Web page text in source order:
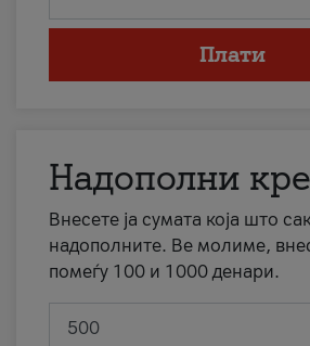
Плати
Надополни
Внесете ја сумата која што
надополните. Ве молиме,
помеѓу 100 и 1000 денари.